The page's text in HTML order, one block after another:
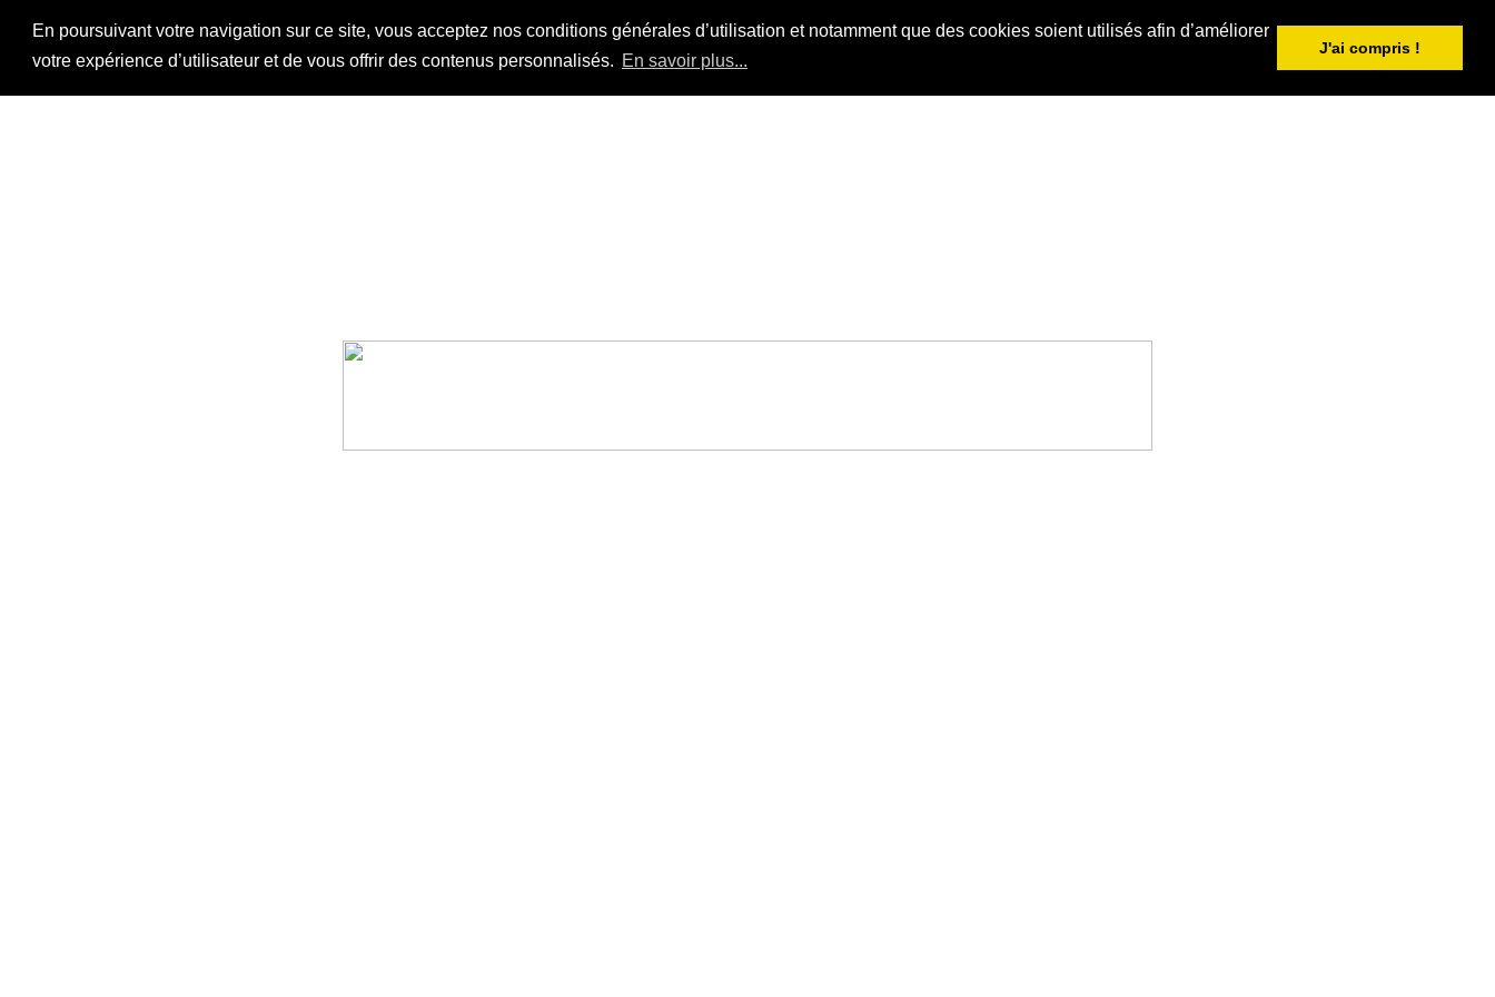
En poursuivant votre navigation sur ce site, vous acceptez nos conditions générales d’utilisation et notamment que des cookies soient utilisés afin d’améliorer
votre expérience d’utilisateur et de vous offrir des contenus personnalisés. En savoir plus...
J'ai compris !